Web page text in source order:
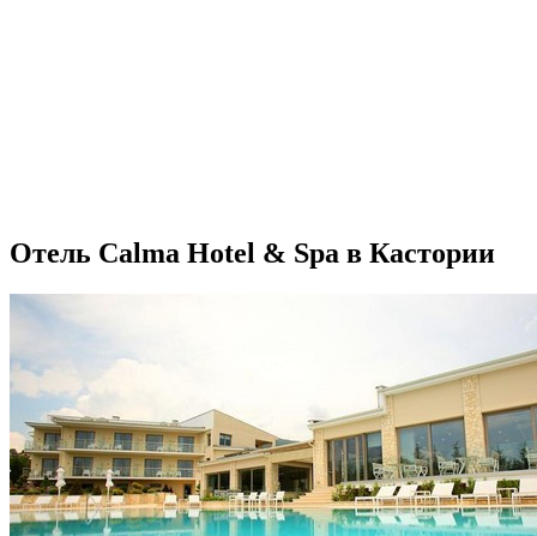
Отель Calma Hotel & Spa в Кастории